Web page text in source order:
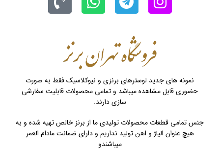
نمونه های جدید لوسترهای برنزی و نیوکلاسیک فقط به صورت
حضوری قابل مشاهده میباشد و تمامی محصولات قابلیت سفارشی
سازی دارند.
جنس تمامی قطعات محصولات تولیدی ما از برنز خالص تهیه شده و به
هیچ عنوان الیاژ و اهن تولید نداریم و دارای ضمانت مادام العمر
میباشندو